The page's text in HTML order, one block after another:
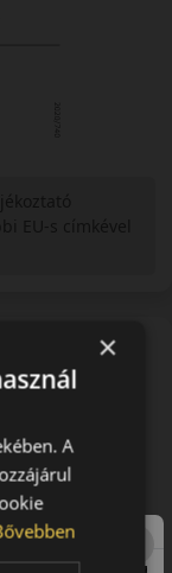
és
nyári abroncs,
szintű
×
A